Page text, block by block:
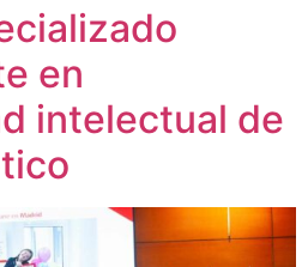
en
intelectual de